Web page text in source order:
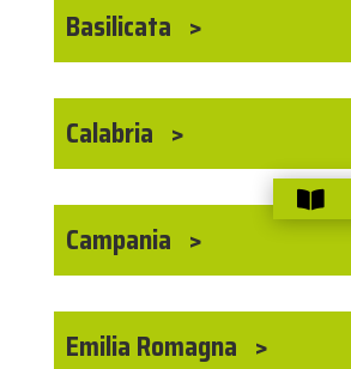
Basilicata
Calabria
Campania
Emilia Romagna
